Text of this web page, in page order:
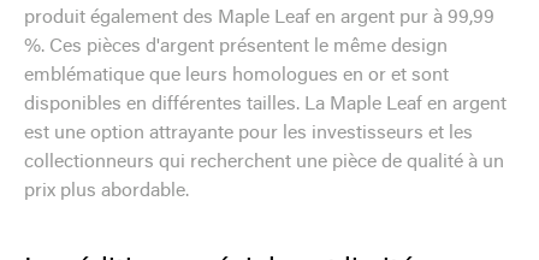
produit également des Maple Leaf en argent pur à 99,99
%. Ces pièces d'argent présentent le même design
emblématique que leurs homologues en or et sont
disponibles en différentes tailles. La Maple Leaf en argent
est une option attrayante pour les investisseurs et les
collectionneurs qui recherchent une pièce de qualité à un
prix plus abordable.